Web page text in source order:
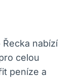
nabízí
celou
peníze a